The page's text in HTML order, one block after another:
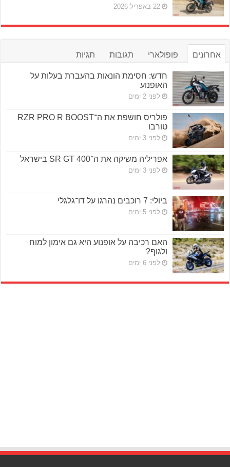
22 באפריל 2026
אחרונים פופולארי תגובות תגיות
חדש: חסימת הונאות בהעברת בעלות על
האופנוע
לפני 2 ימים
פולריס חושפת את ה־RZR PRO R BOOST
טורבו
לפני 3 ימים
אפריליה משיקה את ה־SR GT 400 בישראל
לפני 3 ימים
ביולי: 7 רוכבים נהרגו על דו־גלגלי
לפני 5 ימים
האם רכיבה על אופנוע היא גם אימון למוח
ולגוף?
לפני 6 ימים